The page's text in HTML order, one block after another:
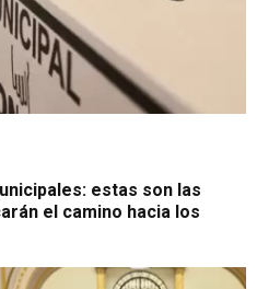
estas son las
el camino hacia los